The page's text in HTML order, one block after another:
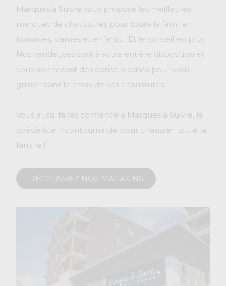
Marques à Suivre vous propose les meilleures
marques de chaussures pour toute la famille :
hommes, dames et enfants... Et le conseil en plus.
Nos vendeuses sont à votre entière disposition et
vous donneront des conseils avisés pour vous
guider dans le choix de vos chaussures.
Vous aussi, faites confiance à Marques à Suivre, le
spécialiste incontournable pour chausser toute la
famille !
DÉCOUVREZ NOS MAGASINS